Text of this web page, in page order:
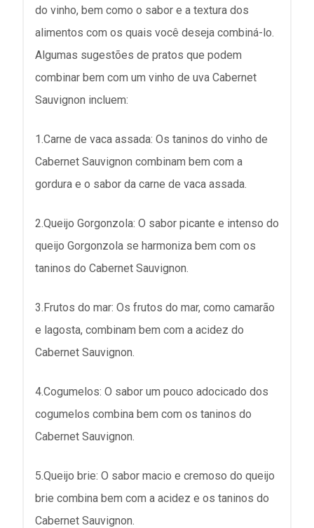
do vinho, bem como o sabor e a textura dos
alimentos com os quais você deseja combiná-lo.
Algumas sugestões de pratos que podem
combinar bem com um vinho de uva Cabernet
Sauvignon incluem:
1.Carne de vaca assada: Os taninos do vinho de
Cabernet Sauvignon combinam bem com a
gordura e o sabor da carne de vaca assada.
2.Queijo Gorgonzola: O sabor picante e intenso do
queijo Gorgonzola se harmoniza bem com os
taninos do Cabernet Sauvignon.
3.Frutos do mar: Os frutos do mar, como camarão
e lagosta, combinam bem com a acidez do
Cabernet Sauvignon.
4.Cogumelos: O sabor um pouco adocicado dos
cogumelos combina bem com os taninos do
Cabernet Sauvignon.
5.Queijo brie: O sabor macio e cremoso do queijo
brie combina bem com a acidez e os taninos do
Cabernet Sauvignon.